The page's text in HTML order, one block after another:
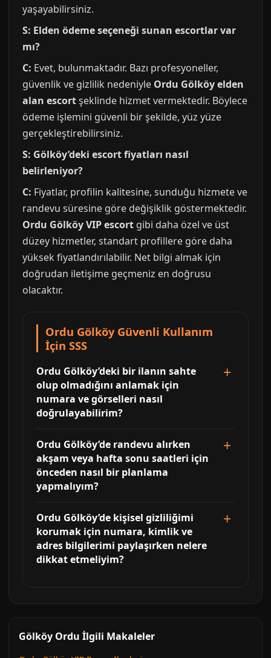
yaşayabilirsiniz.
S: Elden ödeme seçeneği sunan escortlar var
mı?
C: Evet, bulunmaktadır. Bazı profesyoneller,
güvenlik ve gizlilik nedeniyle Ordu Gölköy elden
alan escortşeklinde hizmet vermektedir. Böylece
ödeme işlemini güvenli bir şekilde, yüz yüze
gerçekleştirebilirsiniz.
S: Gölköy’deki escort fiyatları nasıl
belirleniyor?
C: Fiyatlar, profilin kalitesine, sunduğu hizmete ve
randevu süresine göre değişiklik göstermektedir.
Ordu Gölköy VIP escort gibi daha özel ve üst
düzey hizmetler, standart profillere göre daha
yüksek fiyatlandırılabilir. Net bilgi almak için
doğrudan iletişime geçmeniz en doğrusu
olacaktır.
Ordu Gölköy Güvenli Kullanım
İçin SSS
Ordu Gölköy’deki bir ilanın sahte
olup olmadığını anlamak için
numara ve görselleri nasıl
doğrulayabilirim?
Ordu Gölköy’de randevu alırken
akşam veya hafta sonu saatleri için
önceden nasıl bir planlama
yapmalıyım?
Ordu Gölköy’de kişisel gizliliğimi
korumak için numara, kimlik ve
adres bilgilerimi paylaşırken nelere
dikkat etmeliyim?
Gölköy Ordu İlgili Makaleler